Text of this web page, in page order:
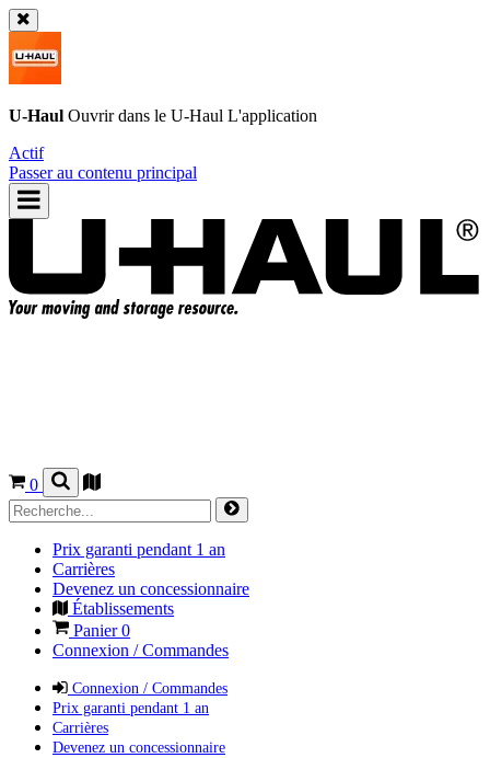
U-Haul Ouvrir dans le U-Haul L'application
Actif
Passer au contenu principal
0
Prix garanti pendant 1 an
Carrières
Devenez un concessionnaire
Établissements
Panier0
Connexion / Commandes
Connexion / Commandes
Prix garanti pendant 1 an
Carrières
Devenez un concessionnaire